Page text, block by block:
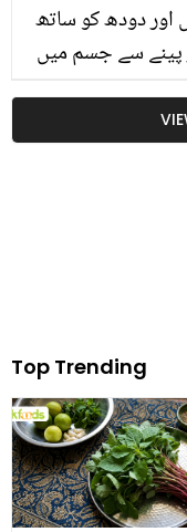
دودھ کو ساتھ
پینے سے جسم میں
آتی ہے؟ جان لیں
نسخہ بالکل مفت
بھی بھرپور فائدہ
Top Trending